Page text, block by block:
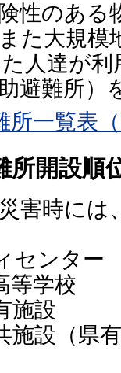
性のある
た大規模
人達が
避難所）
所一覧表
開設順
害時には
ンター
学校
施設
設（県有